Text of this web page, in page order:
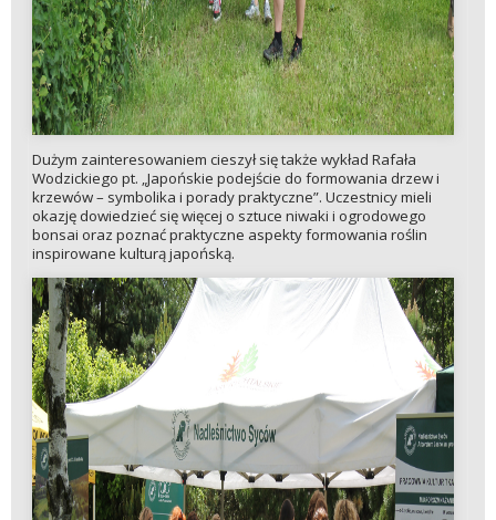
Dużym zainteresowaniem cieszył się także wykład Rafała
Wodzickiego pt. „Japońskie podejście do formowania drzew i
krzewów – symbolika i porady praktyczne”. Uczestnicy mieli
okazję dowiedzieć się więcej o sztuce niwaki i ogrodowego
bonsai oraz poznać praktyczne aspekty formowania roślin
inspirowane kulturą japońską.